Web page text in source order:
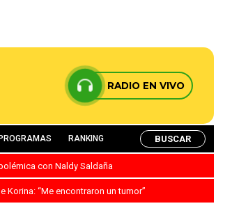
RADIO EN VIVO
PROGRAMAS RANKING BUSCAR
con Naldy Saldaña
“Me encontraron un tumor”